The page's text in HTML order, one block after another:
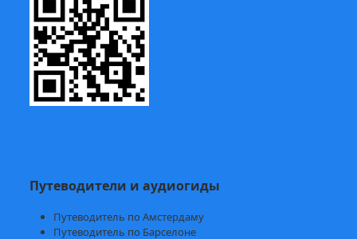
Путеводители и аудиогиды
Путеводитель по Амстердаму
Путеводитель по Барселоне